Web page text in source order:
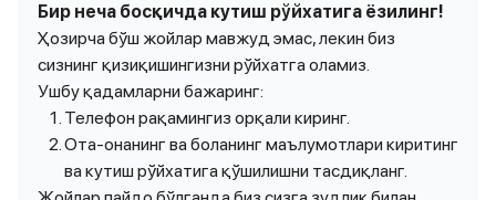
Бир неча босқичда кутиш рўйхатига ёзилинг!
Ҳозирча бўш жойлар мавжуд эмас, лекин биз
сизнинг қизиқишингизни рўйхатга оламиз.
Ушбу қадамларни бажаринг:
Телефон рақамингиз орқали киринг.
Ота-онанинг ва боланинг маълумотлари киритинг
ва кутиш рўйхатига қўшилишни тасдиқланг.